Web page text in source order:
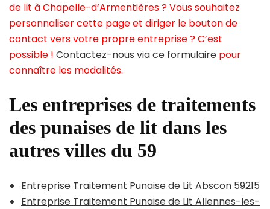
de lit à Chapelle-d’Armentières ? Vous souhaitez
personnaliser cette page et diriger le bouton de
contact vers votre propre entreprise ? C’est
possible ! Contactez-nous via ce formulaire pour
connaître les modalités.
Les entreprises de traitements
des punaises de lit dans les
autres villes du 59
Entreprise Traitement Punaise de Lit Abscon 59215
Entreprise Traitement Punaise de Lit Allennes-les-